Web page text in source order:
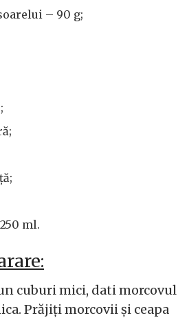
– 90 g;
ml.
cuburi mici, dati morcovul
Prăjiți morcovii și ceapa